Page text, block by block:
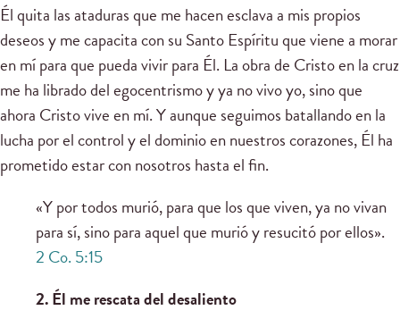
Él quita las ataduras que me hacen esclava a mis propios
deseos y me capacita con su Santo Espíritu que viene a morar
en mí para que pueda vivir para Él. La obra de Cristo en la cruz
me ha librado del egocentrismo y ya no vivo yo, sino que
ahora Cristo vive en mí. Y aunque seguimos batallando en la
lucha por el control y el dominio en nuestros corazones, Él ha
prometido estar con nosotros hasta el fin.
«Y por todos murió, para que los que viven, ya no vivan
para sí, sino para aquel que murió y resucitó por ellos».
2 Co. 5:15
2. Él me rescata del desaliento